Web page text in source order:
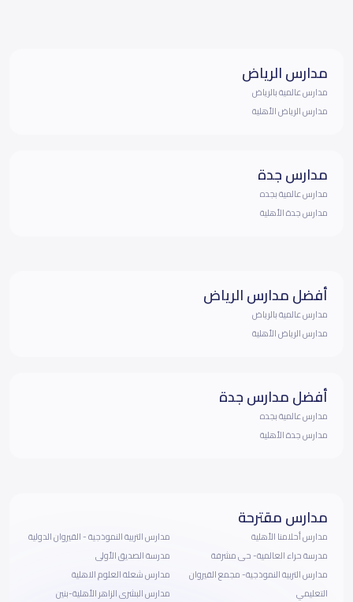
مدارس الرياض
مدارس عالمية بالرياض
مدارس الرياض الأهلية
مدارس جدة
مدارس عالمية بجده
مدارس جدة الأهلية
أفضل مدارس الرياض
مدارس عالمية بالرياض
مدارس الرياض الأهلية
أفضل مدارس جدة
مدارس عالمية بجده
مدارس جدة الأهلية
مدارس مقترحة
مدارس أحلامنا الأهلية
مدرسة حراء العالمية- حى مشرفة
مدارس التربية النموذجية- مجمع القيروان
التعليمي
مدارس التربية النموذجية - القيروان الدولية
مدرسة الصديق الأولى
مدارس شعلة العلوم الاهلية
مدارس البشرى الزاهر الأهلية-بنين